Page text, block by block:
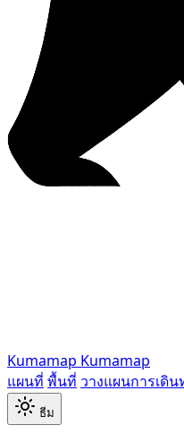
Kumamap Kumamap
แผนที่ พื้นที่ วางแผนการเดิน
ธีม